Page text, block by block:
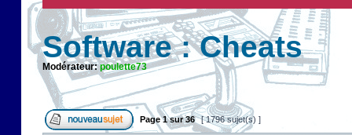
Software : Cheats
Modérateur:poulette73
Page1sur36 [ 1796 sujet(s) ]